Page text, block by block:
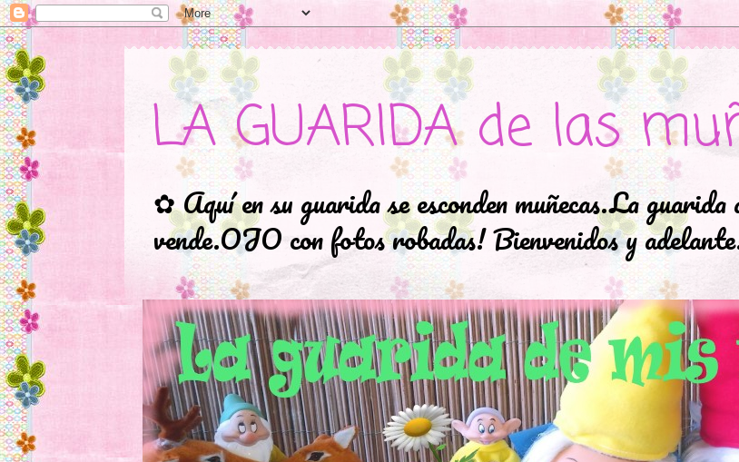
LA GUARIDA de las
✿ Aquí en su guarida se esconden muñecas.La guarida
vende.OJO con fotos robadas! Bienvenidos y